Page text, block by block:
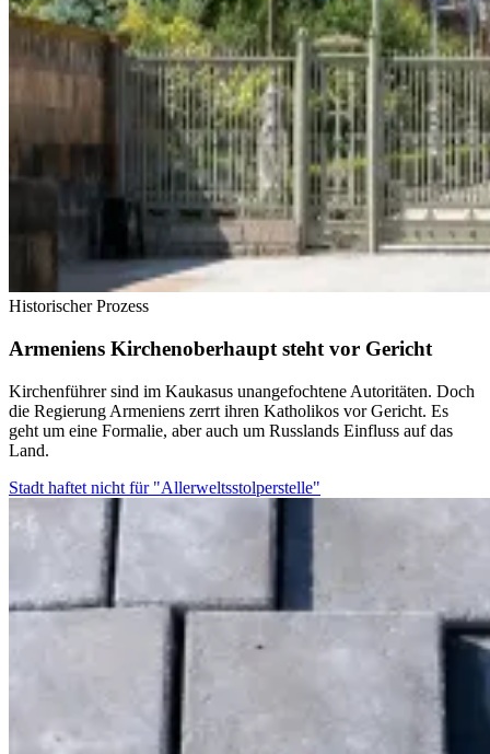
Historischer Prozess
Armeniens Kirchenoberhaupt steht vor Gericht
Kirchenführer sind im Kaukasus unangefochtene Autoritäten. Doch
die Regierung Armeniens zerrt ihren Katholikos vor Gericht. Es
geht um eine Formalie, aber auch um Russlands Einfluss auf das
Land.
Stadt haftet nicht für "Allerweltsstolperstelle"